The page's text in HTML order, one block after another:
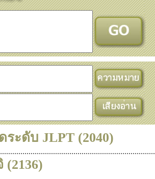
ะดับ JLPT (2040)